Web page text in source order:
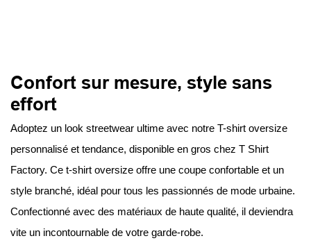
Confort sur mesure, style sans
effort
Adoptez un look streetwear ultime avec notre T-shirt oversize
personnalisé et tendance, disponible en gros chez T Shirt
Factory. Ce t-shirt oversize offre une coupe confortable et un
style branché, idéal pour tous les passionnés de mode urbaine.
Confectionné avec des matériaux de haute qualité, il deviendra
vite un incontournable de votre garde-robe.